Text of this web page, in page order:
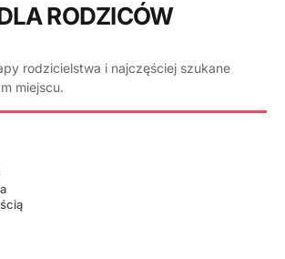
RODZICÓW
rodzicielstwa i najczęściej szukane
miejscu.